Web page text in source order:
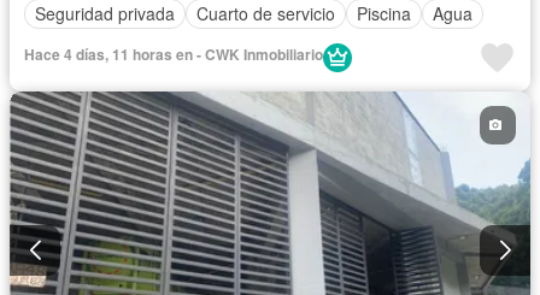
Seguridad privada
Cuarto de servicio Piscina Agua
Hace 4 días, 11 horas en - CWK Inmobiliario